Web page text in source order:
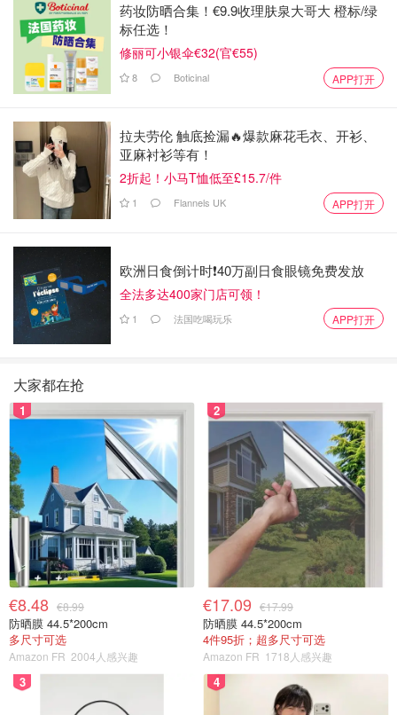
药妆防晒合集！€9.9收理肤泉大哥大 橙标/绿
标任选！
修丽可小银伞€32(官€55)
8 Boticinal APP打开
拉夫劳伦 触底捡漏🔥爆款麻花毛衣、开衫、
亚麻衬衫等有！
2折起！小马T恤低至£15.7/件
1 Flannels UK APP打开
欧洲日食倒计时❗️40万副日食眼镜免费发放
全法多达400家门店可领！
1 法国吃喝玩乐 APP打开
大家都在抢
1
€8.48 €8.99
防晒膜 44.5*200cm
多尺寸可选
Amazon FR 2004人感兴趣
2
€17.09 €17.99
防晒膜 44.5*200cm
4件95折；超多尺寸可选
Amazon FR 1718人感兴趣
3 4